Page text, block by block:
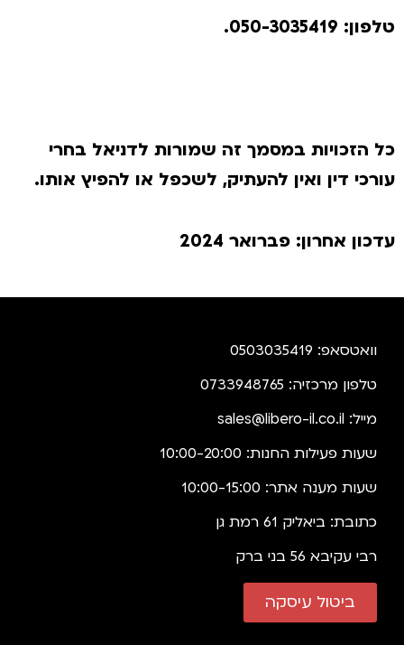
טלפון: 050-3035419.
כל הזכויות במסמך זה שמורות לדניאל בחרי
עורכי דין ואין להעתיק, לשכפל או להפיץ אותו.
עדכון אחרון: פברואר 2024
וואטסאפ: 0503035419
טלפון מרכזיה: 0733948765
מייל: sales@libero-il.co.il
שעות פעילות החנות: 10:00-20:00
שעות מענה אתר: 10:00-15:00
כתובת: ביאליק 61 רמת גן
רבי עקיבא 56 בני ברק
ביטול עיסקה